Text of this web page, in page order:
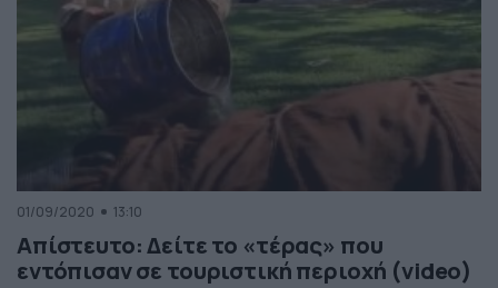
01/09/2020 13:10
Απίστευτο: Δείτε το «τέρας» που
εντόπισαν σε τουριστική περιοχή (video)